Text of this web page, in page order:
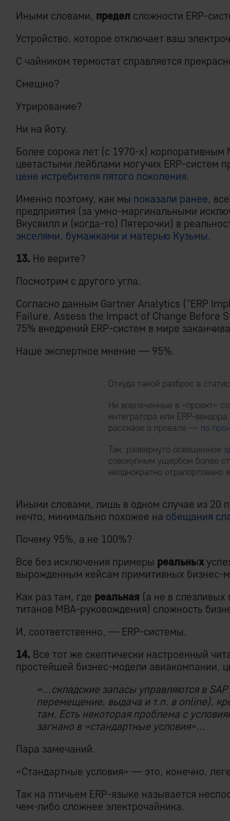
Иными словами, предел сложности ERP-
Устройство, которое отключает ваш
С чайником термостат справляется
Смешно?
Утрирование?
Ни на йоту.
Более сорока лет (с 1970-х) корпоративным
цветастыми лейблами могучих ERP-систем
цене истребителя пятого поколения.
Именно поэтому, как мы показали ранее,
предприятия (за умно-маргинальными
Вкусвилл и (когда-то) Пятерочки) в
экселями, бумажками и матерью Кузьмы.
13. Не верите?
Посмотрим с другого угла.
Согласно данным Gartner Analytics ("ERP
Failure, Assess the Impact of Change Before
75% внедрений ERP-систем в мире
Наше экспертное мнение — 95%.
Откуда такой разброс в
Ни вовлеченные в «проект»
интегратора или ERP-
рассказе о провале — по
Так, развернуто освещенное
совокупным ущербом более
неоднократно
Иными словами, лишь в одном случае из 20
нечто, минимально похожее на обещания
Почему 95%, а не 100%?
Все без исключения примеры реальных
вырожденным кейсам примитивных бизнес-
Как раз там, где реальная (а не в
титанов MBA-руковождения) сложность
И, соответственно, — ERP-системы.
14. Все тот же скептически настроенный
простейшей бизнес-модели авиакомпании,
«...складские запасы управляются в
перемещение, выдача и т.п. в online),
там. Есть некоторая проблема с
загнано в «стандартные условия»...
Пара замечаний.
«Стандартные условия» — это, конечно,
Так на птичьем ERP-языке называется
чем-либо сложнее электрочайника.